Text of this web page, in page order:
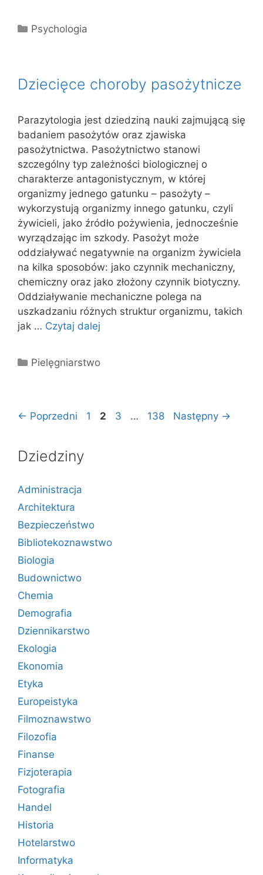
Kategorie
Psychologia
Dziecięce choroby pasożytnicze
Parazytologia jest dziedziną nauki zajmującą się
badaniem pasożytów oraz zjawiska
pasożytnictwa. Pasożytnictwo stanowi
szczególny typ zależności biologicznej o
charakterze antagonistycznym, w której
organizmy jednego gatunku – pasożyty –
wykorzystują organizmy innego gatunku, czyli
żywicieli, jako źródło pożywienia, jednocześnie
wyrządzając im szkody. Pasożyt może
oddziaływać negatywnie na organizm żywiciela
na kilka sposobów: jako czynnik mechaniczny,
chemiczny oraz jako złożony czynnik biotyczny.
Oddziaływanie mechaniczne polega na
uszkadzaniu różnych struktur organizmu, takich
jak … Czytaj dalej
Kategorie
Pielęgniarstwo
← Poprzedni Strona
1 Strona
2 Strona
3 … Strona
138 Następny →
Dziedziny
Administracja
Architektura
Bezpieczeństwo
Bibliotekoznawstwo
Biologia
Budownictwo
Chemia
Demografia
Dziennikarstwo
Ekologia
Ekonomia
Etyka
Europeistyka
Filmoznawstwo
Filozofia
Finanse
Fizjoterapia
Fotografia
Handel
Historia
Hotelarstwo
Informatyka